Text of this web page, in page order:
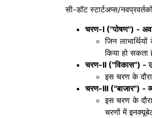
सी-डॉट स्टार्टअप्स/
चरण-I ("पोषण") -
जिन
किया हो
चरण-II ("विकास") -
इस चरण के
चरण-III ("बाजार") -
इस चरण के
चरणों में